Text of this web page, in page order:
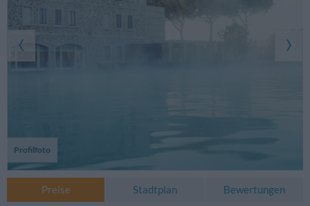
Profilfoto
Preise Stadtplan Bewertungen